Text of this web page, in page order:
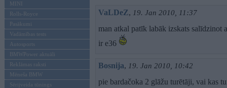
MINI
Rolls-Royce
Pasākumi
Vadāmības tests
Autosports
BMWPower aktuāli
Reklāmas raksti
Mēneša BMW
Sērijveida tūnings
VaLDeZ, 19. Jan 2010, 11:37
man atkal patīk labāk izskats salīdzinot
ir e36
Bosnija, 19. Jan 2010, 10:42
pie bardačoka 2 glāžu turētāji, vai kas